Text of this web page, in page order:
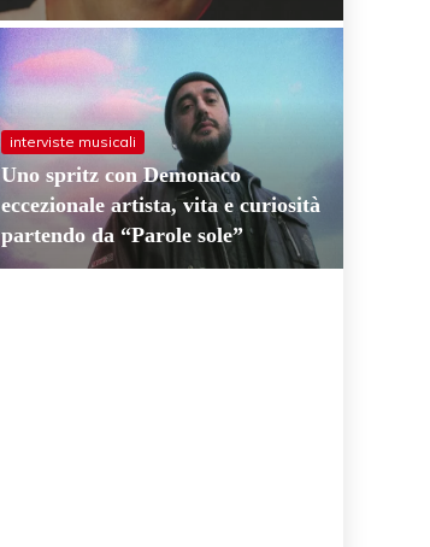
interviste musicali
Uno spritz con Demonaco
eccezionale artista, vita e curiosità
partendo da “Parole sole”